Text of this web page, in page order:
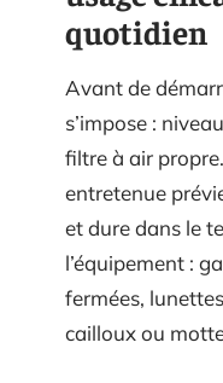
quotidien
Avant de
s’impose :
filtre à air
entretenue
et dure dans le
l’équipement :
fermées,
cailloux ou